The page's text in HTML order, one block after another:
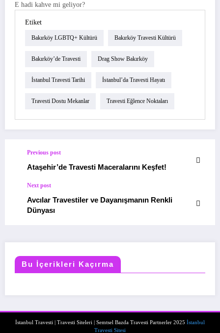
E hadi kahve mi geliyor?
Etiket
Bakırköy LGBTQ+ Kültürü Bakırköy Travesti Kültürü
Bakırköy’de Travesti Drag Show Bakırköy
İstanbul Travesti Tarihi İstanbul’da Travesti Hayatı
Travesti Dostu Mekanlar Travesti Eğlence Noktaları
Previous post
Ataşehir’de Travesti Maceralarını Keşfet!
Next post
Avcılar Travestiler ve Dayanışmanın Renkli
Dünyası
Bu İçerikleri Kaçırma
İstanbul Travesti | Travesti Siteleri | Semtsel Bazda Travesti Partnerler 2025 İstanbul
Travesti Sitesi